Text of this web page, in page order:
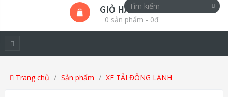
GIỎ HÀNG
0 sản phẩm - 0đ
Trang chủ Sản phẩm XE TẢI ĐÔNG LẠNH